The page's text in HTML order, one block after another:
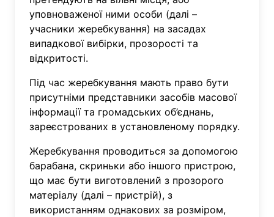
уповноваженої ними особи (далі –
учасники жеребкування) на засадах
випадкової вибірки, прозорості та
відкритості.
Під час жеребкування мають право бути
присутніми представники засобів масової
інформації та громадських об’єднань,
зареєстрованих в установленому порядку.
Жеребкування проводиться за допомогою
барабана, скриньки або іншого пристрою,
що має бути виготовлений з прозорого
матеріалу (далі – пристрій), з
використанням однакових за розміром,